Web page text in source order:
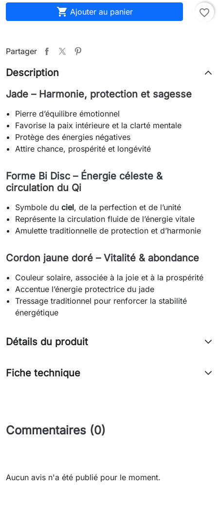
 Ajouter au panier favorite_border
Partager
Description
Jade – Harmonie, protection et sagesse
Pierre d’équilibre émotionnel
Favorise la paix intérieure et la clarté mentale
Protège des énergies négatives
Attire chance, prospérité et longévité
Forme Bi Disc – Énergie céleste &
circulation du Qi
Symbole du ciel, de la perfection et de l’unité
Représente la circulation fluide de l’énergie vitale
Amulette traditionnelle de protection et d’harmonie
Cordon jaune doré – Vitalité & abondance
Couleur solaire, associée à la joie et à la prospérité
Accentue l’énergie protectrice du jade
Tressage traditionnel pour renforcer la stabilité
énergétique
Détails du produit
Fiche technique
Commentaires (0)
Aucun avis n'a été publié pour le moment.